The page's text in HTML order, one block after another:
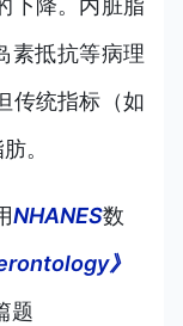
素抵抗等病理
传统指标（如
。
NHANES数
》
题